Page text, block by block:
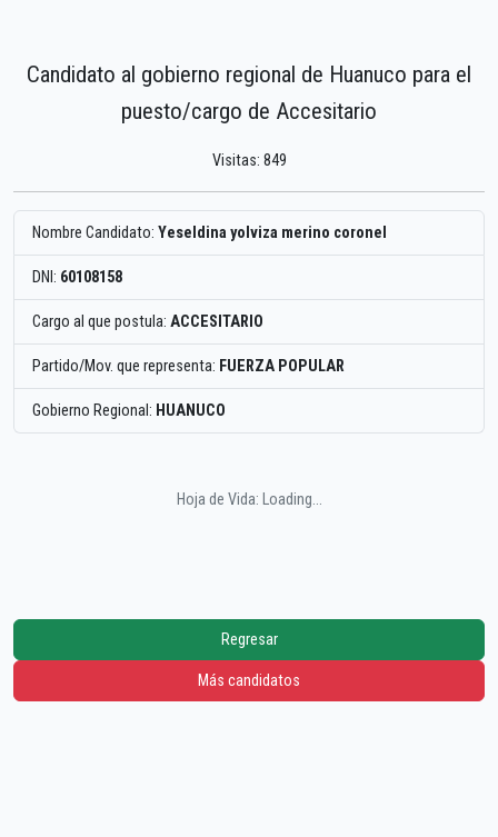
Candidato al gobierno regional de Huanuco para el
puesto/cargo de Accesitario
Visitas: 849
Nombre Candidato: Yeseldina yolviza merino coronel
DNI: 60108158
Cargo al que postula: ACCESITARIO
Partido/Mov. que representa: FUERZA POPULAR
Gobierno Regional: HUANUCO
Hoja de Vida: Loading...
Regresar
Más candidatos